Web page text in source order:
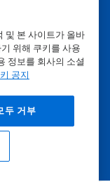
및 본 사이트가 올바
위해 쿠키를 사용
정보를 회사의 소셜
공지
두 거부
방침|이용약관